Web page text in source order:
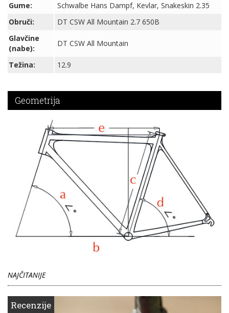
Gume:
Schwalbe Hans Dampf, Kevlar, Snakeskin 2.35
Obruči:
DT CSW All Mountain 2.7 650B
Glavčine
(nabe):
DT CSW All Mountain
Težina: 12.9
Geometrija
NAJČITANIJE
Recenzije